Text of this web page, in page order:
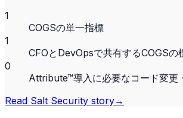
1
COGSの単一指標
1
CFOとDevOpsで共有するCOGSの
0
Attribute™導入に必要なコード変更
Read Salt Security story→